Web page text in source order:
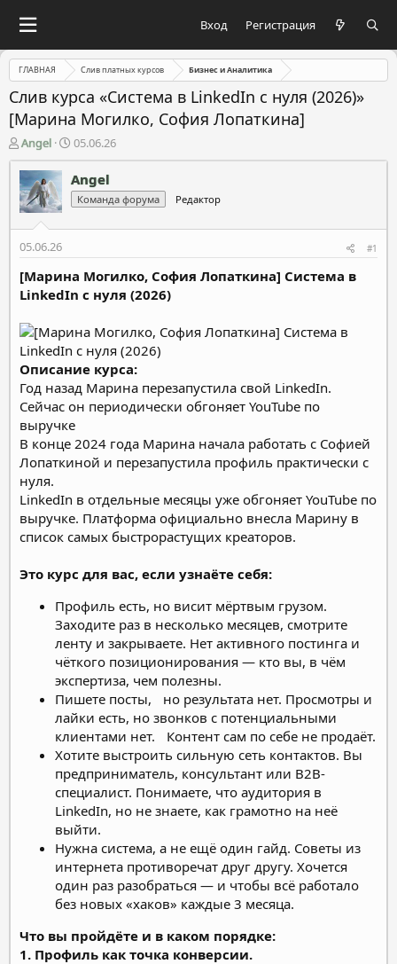
Вход Регистрация
ГЛАВНАЯ Слив платных курсов Бизнес и Аналитика
Слив курса «Cистема в LinkedIn с нуля (2026)»
[Марина Могилкo, София Лопаткина]
А
в
т
о
р
м
ы
Angel
Д
а
т
а
н
а
а
05.06.26
Angel
Команда форума Редактор
05.06.26 #1
[Марина Могилкo, София Лопаткина] Cистема в
LinkedIn с нуля (2026)
Описание курса:
Год назад Марина перезапустила свой LinkedIn.
Сейчас он периодически обгоняет YouTube по
выручке
В конце 2024 года Марина начала работать с Софией
Лопаткиной и перезапустила профиль практически с
нуля.
LinkedIn в отдельные месяцы уже обгоняет YouTube по
выручке. Платформа официально внесла Марину в
список самых быстрорастущих креаторов.
Это курс для вас, если узнаёте себя:
Профиль есть, но висит мёртвым грузом.
Заходите раз в несколько месяцев, смотрите
ленту и закрываете. Нет активного постинга и
чёткого позиционирования — кто вы, в чём
экспертиза, чем полезны.
Пишете посты, но результата нет. Просмотры и
лайки есть, но звонков с потенциальными
клиентами нет. Контент сам по себе не продаёт.
Хотите выстроить сильную сеть контактов. Вы
предприниматель, консультант или B2B-
специалист. Понимаете, что аудитория в
LinkedIn, но не знаете, как грамотно на неё
выйти.
Нужна система, а не ещё один гайд. Советы из
интернета противоречат друг другу. Хочется
один раз разобраться — и чтобы всё работало
без новых «хаков» каждые 3 месяца.
Что вы пройдёте и в каком порядке:
1. Профиль как точка конверсии.